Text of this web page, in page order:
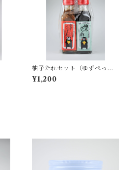
柚子たれセット（ゆずぺっぱ
ぁ辛口120ml×柚木ポン酢120
ml）
¥1,200